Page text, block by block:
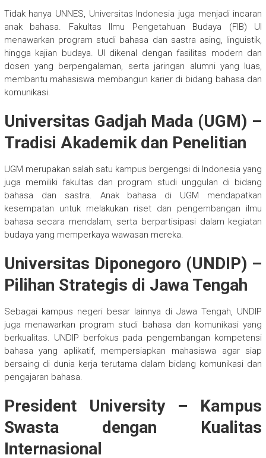
Tidak hanya UNNES, Universitas Indonesia juga menjadi incaran
anak bahasa. Fakultas Ilmu Pengetahuan Budaya (FIB) UI
menawarkan program studi bahasa dan sastra asing, linguistik,
hingga kajian budaya. UI dikenal dengan fasilitas modern dan
dosen yang berpengalaman, serta jaringan alumni yang luas,
membantu mahasiswa membangun karier di bidang bahasa dan
komunikasi.
Universitas Gadjah Mada (UGM) –
Tradisi Akademik dan Penelitian
UGM merupakan salah satu kampus bergengsi di Indonesia yang
juga memiliki fakultas dan program studi unggulan di bidang
bahasa dan sastra. Anak bahasa di UGM mendapatkan
kesempatan untuk melakukan riset dan pengembangan ilmu
bahasa secara mendalam, serta berpartisipasi dalam kegiatan
budaya yang memperkaya wawasan mereka.
Universitas Diponegoro (UNDIP) –
Pilihan Strategis di Jawa Tengah
Sebagai kampus negeri besar lainnya di Jawa Tengah, UNDIP
juga menawarkan program studi bahasa dan komunikasi yang
berkualitas. UNDIP berfokus pada pengembangan kompetensi
bahasa yang aplikatif, mempersiapkan mahasiswa agar siap
bersaing di dunia kerja terutama dalam bidang komunikasi dan
pengajaran bahasa.
President University – Kampus
Swasta dengan Kualitas
Internasional